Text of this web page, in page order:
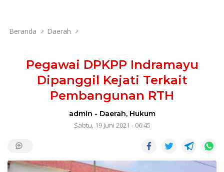
Beranda Daerah
Pegawai DPKPP Indramayu
Dipanggil Kejati Terkait
Pembangunan RTH
admin - Daerah, Hukum
Sabtu, 19 Juni 2021 - 06:45